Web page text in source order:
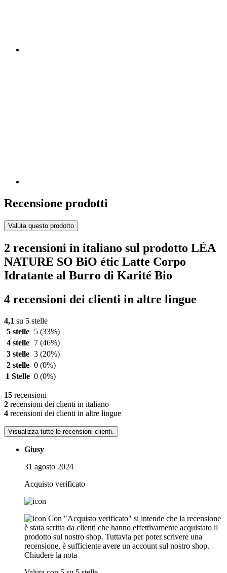
Recensione prodotti
Valuta questo prodotto
2 recensioni in italiano sul prodotto LÉA
NATURE SO BiO étic Latte Corpo
Idratante al Burro di Karité Bio
4 recensioni dei clienti in altre lingue
4,1 su 5 stelle
5 stelle
5 (33%)
4 stelle
7 (46%)
3 stelle 3 (20%)
2 stelle 0 (0%)
1 Stelle 0 (0%)
15 recensioni
2 recensioni dei clienti in italiano
4 recensioni dei clienti in altre lingue
Visualizza tutte le recensioni clienti.
Giusy
31 agosto 2024
Acquisto verificato
Con "Acquisto verificato" si intende che la recensione
è stata scritta da clienti che hanno effettivamente acquistato il
prodotto sul nostro shop. Tuttavia per poter scrivere una
recensione, è sufficiente avere un account sul nostro shop.
Chiudere la nota